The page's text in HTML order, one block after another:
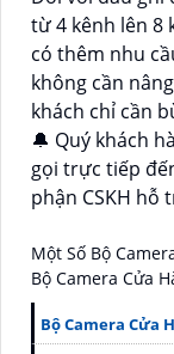
từ 4 kênh lên 8
có thêm nhu
không cần
khách chỉ cần
🔔 Quý khách
gọi trực tiếp
phận CSKH hỗ
Một Số Bộ
Bộ Camera Cửa
Bộ Camera Cửa